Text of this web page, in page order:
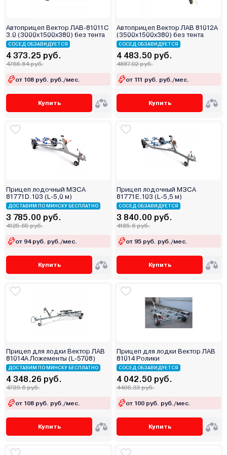
Автоприцеп Вектор ЛАВ-81011С
3.0 (3000х1500х380) без тента
СОСЕД ОБЗАВИДУЕТСЯ
4 373.25 руб.
4766.84 руб.
от 108 руб. руб./мес.
Купить
Автоприцеп Вектор ЛАВ 81012А
(3500х1500х380) без тента
СОСЕД ОБЗАВИДУЕТСЯ
4 483.50 руб.
4887.02 руб.
от 111 руб. руб./мес.
Купить
Прицеп лодочный МЗСА
81771D.103 (L-5,0 м)
ДОСТАВИМ ПО МИНСКУ БЕСПЛАТНО
3 785.00 руб.
4125.65 руб.
от 94 руб. руб./мес.
Купить
Прицеп лодочный МЗСА
81771Е.103 (L-5,5 м)
СОСЕД ОБЗАВИДУЕТСЯ
3 840.00 руб.
4185.6 руб.
от 95 руб. руб./мес.
Купить
Прицеп для лодки Вектор ЛАВ
81014А Ложементы (L-5708)
ДОСТАВИМ ПО МИНСКУ БЕСПЛАТНО
4 348.26 руб.
4739.6 руб.
от 108 руб. руб./мес.
Купить
Прицеп для лодки Вектор ЛАВ
81014 Ролики
СОСЕД ОБЗАВИДУЕТСЯ
4 042.50 руб.
4406.33 руб.
от 100 руб. руб./мес.
Купить